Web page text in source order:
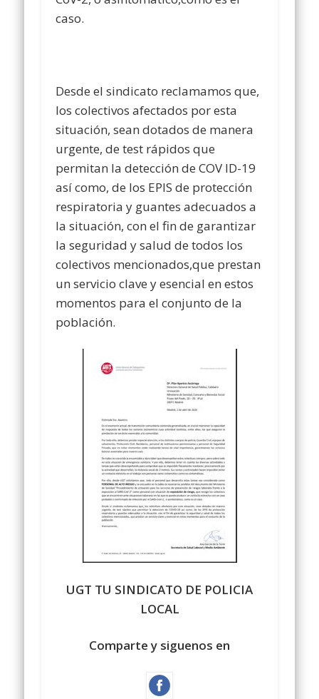
caso.
Desde el sindicato reclamamos que,
los colectivos afectados por esta
situación, sean dotados de manera
urgente, de test rápidos que
permitan la detección de COV ID-19
así como, de los EPIS de protección
respiratoria y guantes adecuados a
la situación, con el fin de garantizar
la seguridad y salud de todos los
colectivos mencionados,que prestan
un servicio clave y esencial en estos
momentos para el conjunto de la
población.
UGT TU SINDICATO DE POLICIA
LOCAL
Comparte y siguenos en